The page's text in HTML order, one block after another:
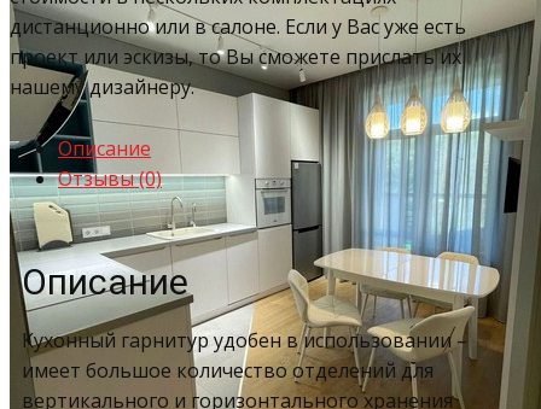
дистанционно или в салоне. Если у Вас уже есть
проект или эскизы, то Вы сможете прислать их
нашему дизайнеру.
Описание
Отзывы (0)
Описание
Кухонный гарнитур удобен в использовании –
имеет большое количество отделений для
вертикального и горизонтального хранения